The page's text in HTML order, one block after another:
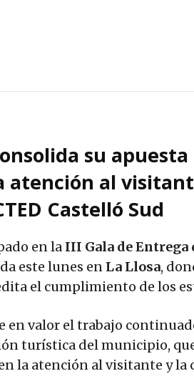
su
atención al
Castelló Sud
en la III Gala de
este lunes en La Llosa,
el cumplimiento de los
en valor el trabajo
turística del municipio,
la atención al visitante y la